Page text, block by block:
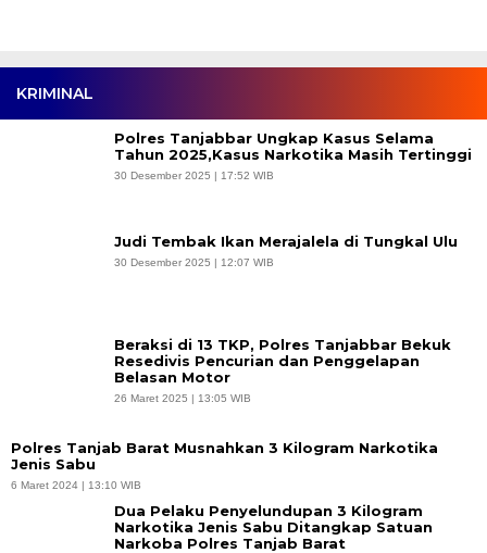
KRIMINAL
Polres Tanjabbar Ungkap Kasus Selama
Tahun 2025,Kasus Narkotika Masih Tertinggi
30 Desember 2025 | 17:52 WIB
Judi Tembak Ikan Merajalela di Tungkal Ulu
30 Desember 2025 | 12:07 WIB
Beraksi di 13 TKP, Polres Tanjabbar Bekuk
Resedivis Pencurian dan Penggelapan
Belasan Motor
26 Maret 2025 | 13:05 WIB
Polres Tanjab Barat Musnahkan 3 Kilogram Narkotika
Jenis Sabu
6 Maret 2024 | 13:10 WIB
Dua Pelaku Penyelundupan 3 Kilogram
Narkotika Jenis Sabu Ditangkap Satuan
Narkoba Polres Tanjab Barat